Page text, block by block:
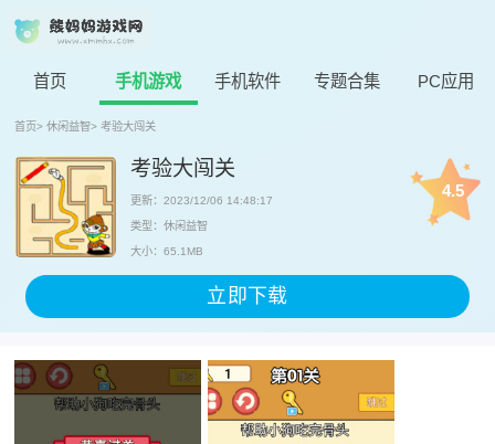
首页 手机游戏 手机软件 专题合集 PC应用
首页> 休闲益智> 考验大闯关
考验大闯关
更新：2023/12/06 14:48:17
类型：休闲益智
大小：65.1MB
4.5
立即下载